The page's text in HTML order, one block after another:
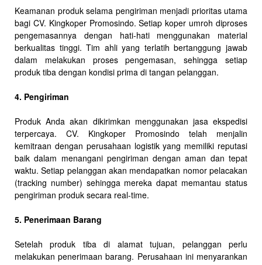
Keamanan produk selama pengiriman menjadi prioritas utama
bagi CV. Kingkoper Promosindo. Setiap koper umroh diproses
pengemasannya dengan hati-hati menggunakan material
berkualitas tinggi. Tim ahli yang terlatih bertanggung jawab
dalam melakukan proses pengemasan, sehingga setiap
produk tiba dengan kondisi prima di tangan pelanggan.
4. Pengiriman
Produk Anda akan dikirimkan menggunakan jasa ekspedisi
terpercaya. CV. Kingkoper Promosindo telah menjalin
kemitraan dengan perusahaan logistik yang memiliki reputasi
baik dalam menangani pengiriman dengan aman dan tepat
waktu. Setiap pelanggan akan mendapatkan nomor pelacakan
(tracking number) sehingga mereka dapat memantau status
pengiriman produk secara real-time.
5. Penerimaan Barang
Setelah produk tiba di alamat tujuan, pelanggan perlu
melakukan penerimaan barang. Perusahaan ini menyarankan